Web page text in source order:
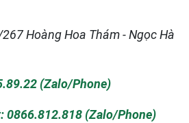
Hoàng Hoa Thám - Ngọc Hà
(Zalo/Phone)
0866.812.818 (Zalo/Phone)